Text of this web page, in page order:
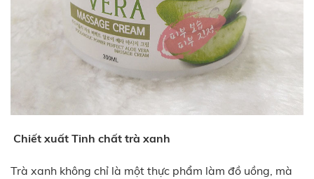
Chiết xuất Tinh chất trà xanh
Trà xanh không chỉ là một thực phẩm làm đồ uồng, mà